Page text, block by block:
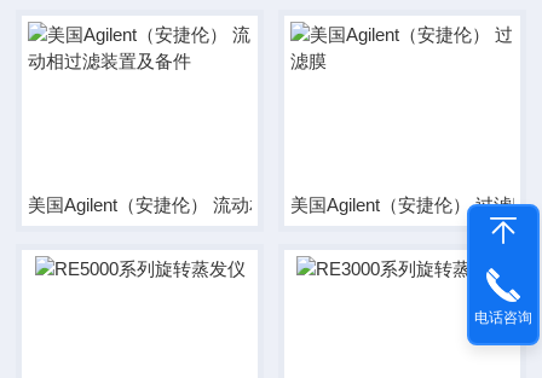
美国Agilent（安捷伦） 流动相过滤装置及备件美国Agilent（安捷伦） 过滤膜
电话咨询